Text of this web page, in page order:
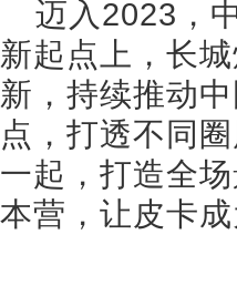
迈入2023，
新起点上，长
新，持续推动
点，打透不同
一起，打造全
本营，让皮卡